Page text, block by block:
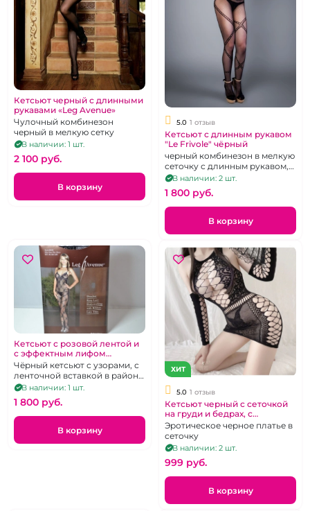
Кетсьют черный с длинными
рукавами «Leg Avenue»
Чулочный комбинезон
черный в мелкую сетку
В наличии: 1 шт.
2 100 pуб.
В корзину
5.0 1 отзыв
Кетсьют с длинным рукавом
"Le Frivole" чёрный
черный комбинезон в мелкую
сеточку с длинным рукавом,
р. 42-48
В наличии: 2 шт.
1 800 pуб.
В корзину
Кетсьют с розовой лентой и
с эффектным лифом
"LegAvenue"
Чёрный кетсьют с узорами, с
ленточной вставкой в районе
груди и бантиком спереди, с
доступом.
В наличии: 1 шт.
1 800 pуб.
В корзину
ХИТ
5.0 1 отзыв
Кетсьют черный с сеточкой
на груди и бедрах, с
рукавами
Эротическое черное платье в
сеточку
В наличии: 2 шт.
999 pуб.
В корзину